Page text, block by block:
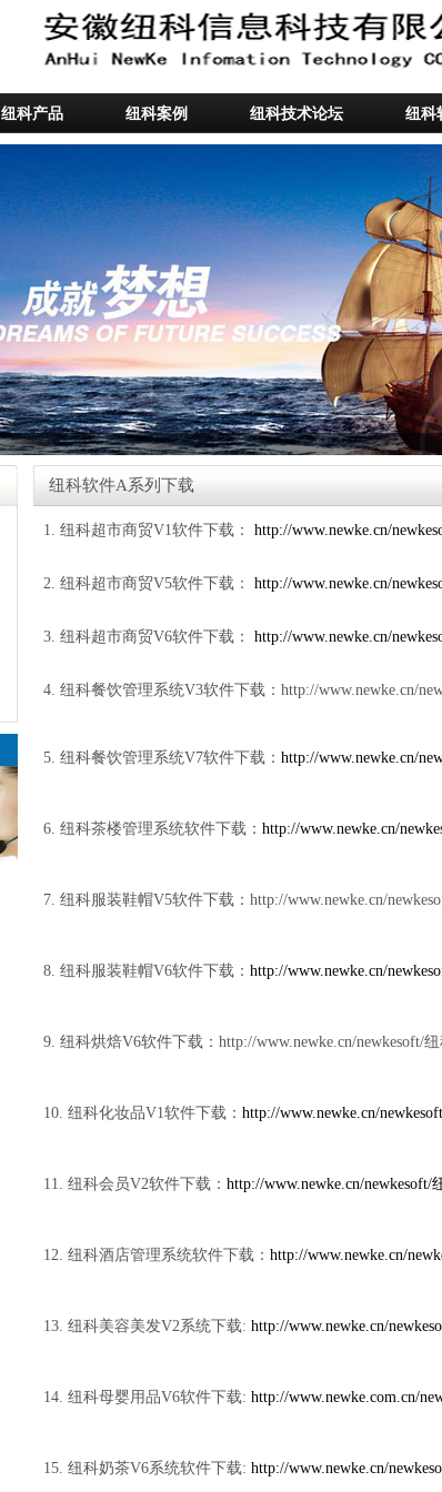
纽科产品 纽科案例 纽科技术论坛 纽科
纽科软件A系列下载
1. 纽科超市商贸V1软件下载： http://www.newke.cn/
2. 纽科超市商贸V5软件下载： http://www.newke.cn/
3. 纽科超市商贸V6软件下载： http://www.newke.cn/
4. 纽科餐饮管理系统V3软件下载： http://www.newke.cn/
5. 纽科餐饮管理系统V7软件下载： http://www.newke.cn/
6. 纽科茶楼管理系统软件下载： http://www.newke.cn/
7. 纽科服装鞋帽V5软件下载： http://www.newke.cn/
8. 纽科服装鞋帽V6软件下载： http://www.newke.cn/
9. 纽科烘焙V6软件下载： http://www.newke.cn/newkesoft/
10. 纽科化妆品V1软件下载： http://www.newke.cn/
11. 纽科会员V2软件下载： http://www.newke.cn/newkesoft/
12. 纽科酒店管理系统软件下载： http://www.newke.cn/
13. 纽科美容美发V2系统下载: http://www.newke.cn/
14. 纽科母婴用品V6软件下载: http://www.newke.com.cn/
15. 纽科奶茶V6系统软件下载: http://www.newke.cn/